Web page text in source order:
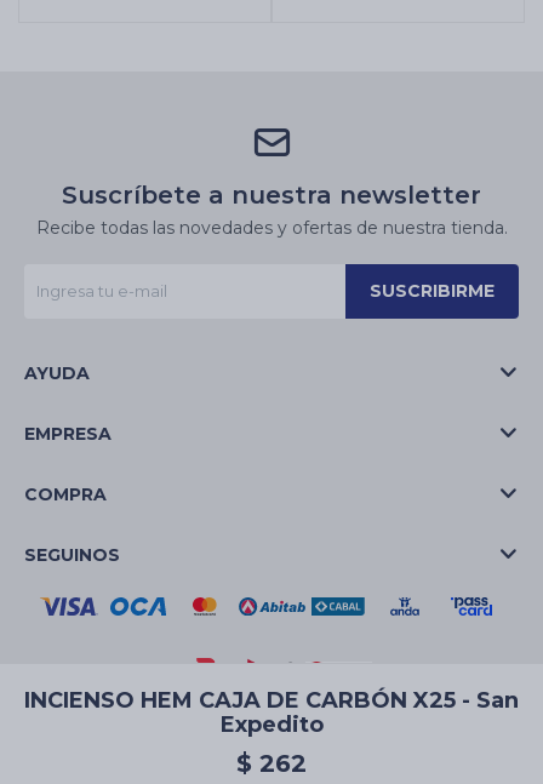
INCIENSO HEM CAJA DE CARBÓN X25 - San
Expedito
$ 262
Suscríbete a nuestra newsletter
Recibe todas las novedades y ofertas de nuestra tienda.
SUSCRIBIRME
AYUDA
EMPRESA
COMPRA
SEGUINOS
© Copyright 2026 / La Casa de las Velas